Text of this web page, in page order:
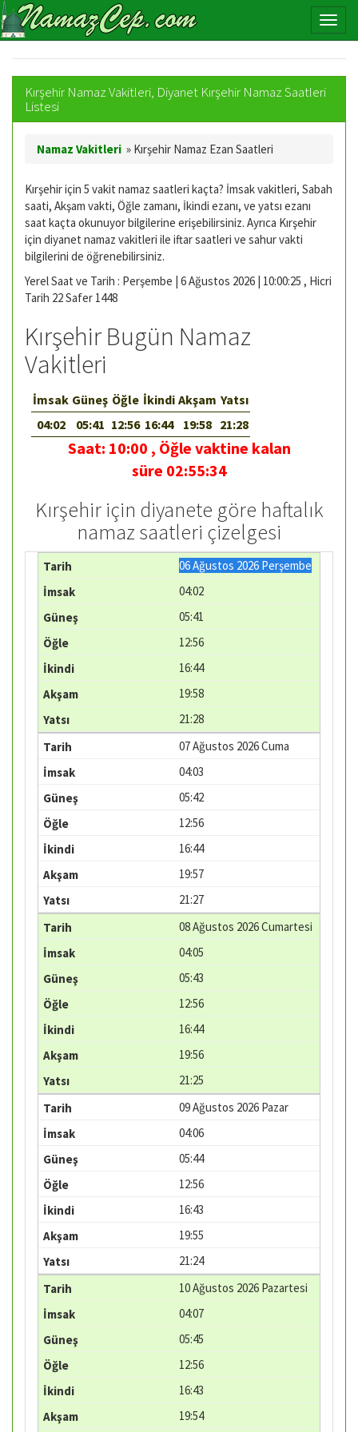
Kırşehir Namaz Vakitleri, Diyanet Kırşehir Namaz Saatleri
Listesi
Namaz Vakitleri » Kırşehir Namaz Ezan Saatleri
Kırşehir için 5 vakit namaz saatleri kaçta? İmsak vakitleri, Sabah
saati, Akşam vakti, Öğle zamanı, İkindi ezanı, ve yatsı ezanı
saat kaçta okunuyor bilgilerine erişebilirsiniz. Ayrıca Kırşehir
için diyanet namaz vakitleri ile iftar saatleri ve sahur vakti
bilgilerini de öğrenebilirsiniz.
Yerel Saat ve Tarih : Perşembe | 6 Ağustos 2026 | 10:00:26 , Hicri
Tarih 22 Safer 1448
Kırşehir Bugün Namaz
Vakitleri
İmsak
04:02
Güneş
05:41
Öğle
12:56
İkindi
16:44
Akşam
19:58
Yatsı
21:28
Saat: 10:00 , Öğle vaktine kalan
süre 02:55:34
Kırşehir için diyanete göre haftalık
namaz saatleri çizelgesi
06 Ağustos 2026 Perşembe
04:02
05:41
12:56
16:44
19:58
21:28
07 Ağustos 2026 Cuma
04:03
05:42
12:56
16:44
19:57
21:27
08 Ağustos 2026 Cumartesi
04:05
05:43
12:56
16:44
19:56
21:25
09 Ağustos 2026 Pazar
04:06
05:44
12:56
16:43
19:55
21:24
10 Ağustos 2026 Pazartesi
04:07
05:45
12:56
16:43
19:54